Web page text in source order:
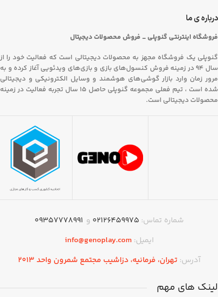
درباره ی ما
فروشگاه اینترنتی گنوپلی _ فروش محصولات دیجیتال
گنوپلی یک فروشگاه مجهز به محصولات دیجیتالی است که فعالیت خود را از
سال 94 در زمینه فروش کنسول‌های بازی و بازی‌های ویدئویی آغاز کرده و به
مرور زمان وارد بازار گوشی‌های هوشمند و وسایل الکترونیکی و دیجیتالی
شده است ، تیم فعلی مجموعه گنوپلی حاصل 15 سال تجربه فعالیت در زمینه
محصولات دیجیتالی است.
شماره تماس: ۰۲۱۲۶۴۵۹۹۷۵ و 09357778991
ایمیل: info@genoplay.com
آدرس: تهران،‌ فرمانیه، دزاشیب مجتمع شمرون واحد 2013
لینک های مهم